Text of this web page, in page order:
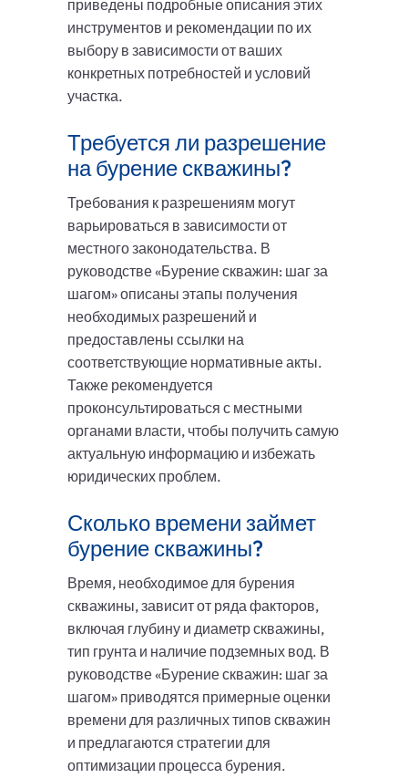
приведены подробные описания этих
инструментов и рекомендации по их
выбору в зависимости от ваших
конкретных потребностей и условий
участка.
Требуется ли разрешение
на бурение скважины?
Требования к разрешениям могут
варьироваться в зависимости от
местного законодательства. В
руководстве «Бурение скважин: шаг за
шагом» описаны этапы получения
необходимых разрешений и
предоставлены ссылки на
соответствующие нормативные акты.
Также рекомендуется
проконсультироваться с местными
органами власти, чтобы получить самую
актуальную информацию и избежать
юридических проблем.
Сколько времени займет
бурение скважины?
Время, необходимое для бурения
скважины, зависит от ряда факторов,
включая глубину и диаметр скважины,
тип грунта и наличие подземных вод. В
руководстве «Бурение скважин: шаг за
шагом» приводятся примерные оценки
времени для различных типов скважин
и предлагаются стратегии для
оптимизации процесса бурения.